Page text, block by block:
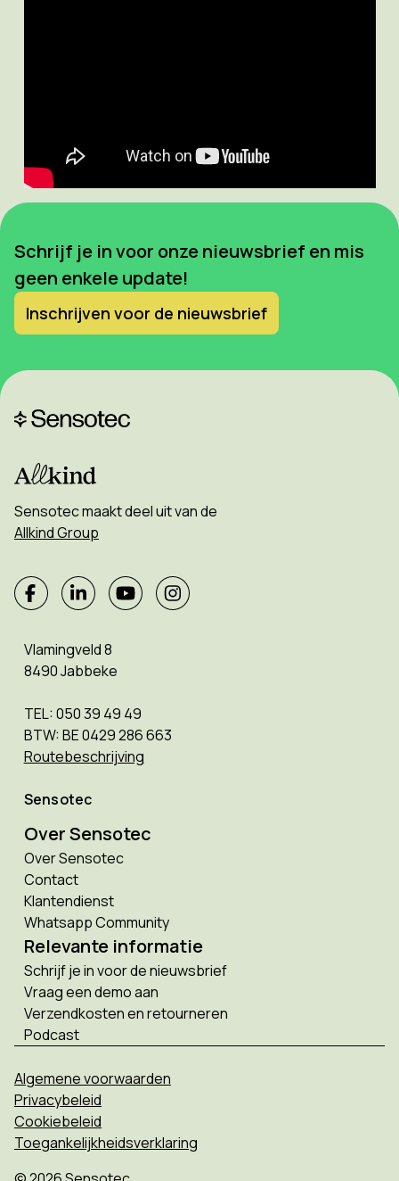
Schrijf je in voor onze nieuwsbrief en mis
geen enkele update!
Inschrijven voor de nieuwsbrief
Sensotec maakt deel uit van de
Allkind Group
Vlamingveld 8
8490 Jabbeke
TEL: 050 39 49 49
BTW: BE 0429 286 663
Routebeschrijving
Sensotec
Over Sensotec
Over Sensotec
Contact
Klantendienst
Whatsapp Community
Relevante informatie
Schrijf je in voor de nieuwsbrief
Vraag een demo aan
Verzendkosten en retourneren
Podcast
Algemene voorwaarden
Privacybeleid
Cookiebeleid
Toegankelijkheidsverklaring